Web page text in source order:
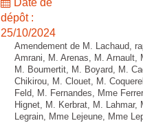
Date de
dépôt :
25/10/2024
Amendement de M. Lachaud,
Amrani, M. Arenas, M. Arnault,
M. Boumertit, M. Boyard, M.
Chikirou, M. Clouet, M.
Feld, M. Fernandes, Mme
Hignet, M. Kerbrat, M.
Legrain, Mme Lejeune, Mme